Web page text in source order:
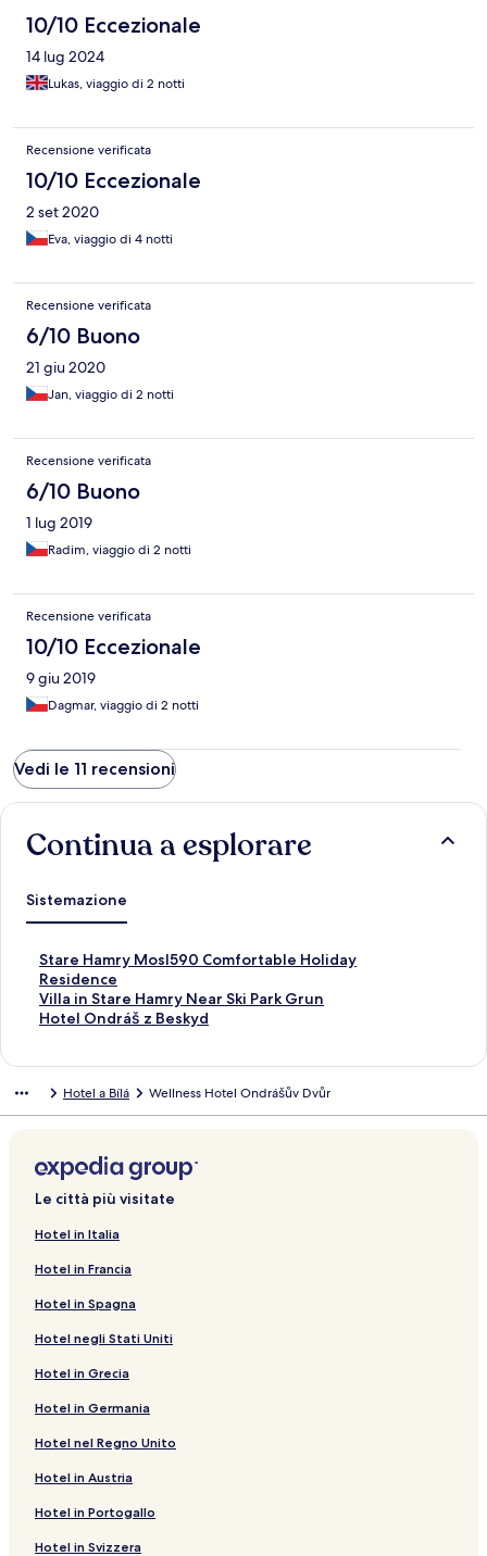
10/10 Eccezionale
14 lug 2024
Lukas, viaggio di 2 notti
Recensione verificata
10/10 Eccezionale
2 set 2020
Eva, viaggio di 4 notti
Recensione verificata
6/10 Buono
21 giu 2020
Jan, viaggio di 2 notti
Recensione verificata
6/10 Buono
1 lug 2019
Radim, viaggio di 2 notti
Recensione verificata
10/10 Eccezionale
9 giu 2019
Dagmar, viaggio di 2 notti
Vedi le 11 recensioni
Continua a esplorare
Sistemazione
Stare Hamry Mosl590 Comfortable Holiday
Residence
L
i
n
k
p
l
a
a
i
a
d
e
l
a
e
u
e
n
t
Villa in Stare Hamry Near Ski Park Grun
L
i
e
r
e
a
a
i
n
a
d
l
a
e
g
u
e
Hotel Ondráš z Beskyd
L
h
p
r
l
p
g
i
n
a
e
l
s
e
g
u
Hotel a Bílá Wellness Hotel Ondrášův Dvůr
Le città più visitate
Hotel in Italia
Hotel in Francia
Hotel in Spagna
Hotel negli Stati Uniti
Hotel in Grecia
Hotel in Germania
Hotel nel Regno Unito
Hotel in Austria
Hotel in Portogallo
Hotel in Svizzera